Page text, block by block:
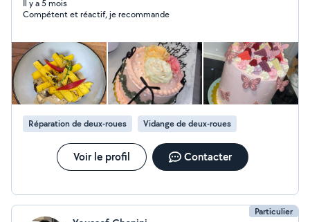
pour tous événement , préparation de gâteau sur
commande ect.. N'hésitez pas à me contacter !
Il y a 5 mois
Compétent et réactif, je recommande
Réparation de deux-roues Vidange de deux-roues
Voir le profil Contacter
Particulier